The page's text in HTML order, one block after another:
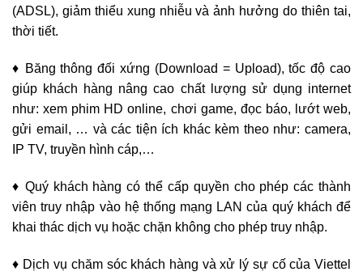
(ADSL), giảm thiểu xung nhiễu và ảnh hưởng do thiên tai,
thời tiết.
♦ Băng thông đối xứng (Download = Upload), tốc độ cao
giúp khách hàng nâng cao chất lượng sử dụng internet
như: xem phim HD online, chơi game, đọc báo, lướt web,
gửi email, … và các tiện ích khác kèm theo như: camera,
IP TV, truyền hình cáp,…
♦ Quý khách hàng có thể cấp quyền cho phép các thành
viên truy nhập vào hệ thống mạng LAN của quý khách để
khai thác dịch vụ hoặc chặn không cho phép truy nhập.
♦ Dịch vụ chăm sóc khách hàng và xử lý sự cố của Viettel